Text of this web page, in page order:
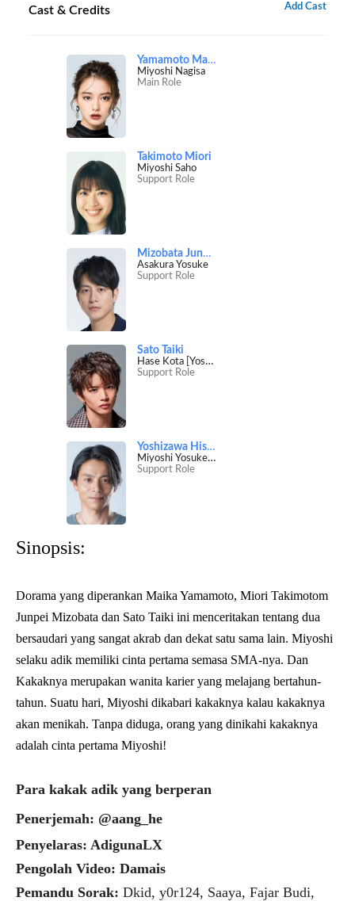
Cast & Credits Add Cast
Yamamoto Maika
Miyoshi Nagisa
Main Role
Takimoto Miori
Miyoshi Saho
Support Role
Mizobata Junpei
Asakura Yosuke
Support Role
Sato Taiki
Hase Kota [Yosuke's co-worker]
Support Role
Yoshizawa Hisashi
Miyoshi Yosuke [Nagisa's father]
Support Role
Sinopsis:
Dorama yang diperankan Maika Yamamoto, Miori Takimotom
Junpei Mizobata dan Sato Taiki ini menceritakan tentang dua
bersaudari yang sangat akrab dan dekat satu sama lain. Miyoshi
selaku adik memiliki cinta pertama semasa SMA-nya. Dan
Kakaknya merupakan wanita karier yang melajang bertahun-
tahun. Suatu hari, Miyoshi dikabari kakaknya kalau kakaknya
akan menikah. Tanpa diduga, orang yang dinikahi kakaknya
adalah cinta pertama Miyoshi!
Para kakak adik yang berperan
Penerjemah: @aang_he
Penyelaras: AdigunaLX
Pengolah Video: Damais
Pemandu Sorak: Dkid, y0r124, Saaya, Fajar Budi,